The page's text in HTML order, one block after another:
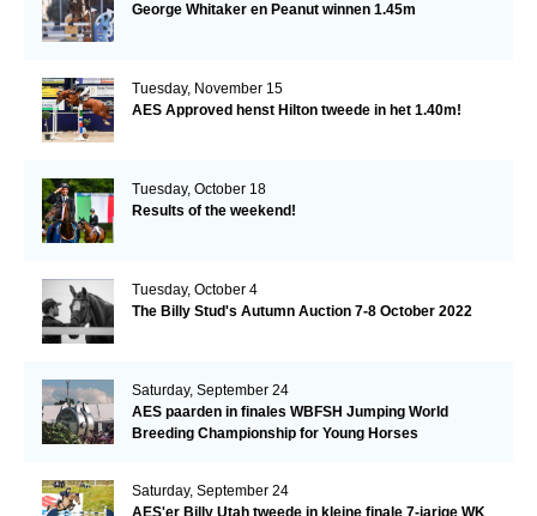
George Whitaker en Peanut winnen 1.45m
Tuesday, November 15
AES Approved henst Hilton tweede in het 1.40m!
Tuesday, October 18
Results of the weekend!
Tuesday, October 4
The Billy Stud's Autumn Auction 7-8 October 2022
Saturday, September 24
AES paarden in finales WBFSH Jumping World
Breeding Championship for Young Horses
Saturday, September 24